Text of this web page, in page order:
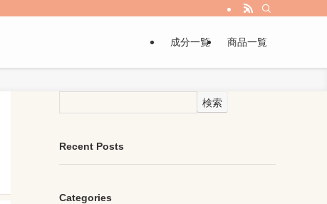
成分一覧 商品一覧
検索
Recent Posts
Categories